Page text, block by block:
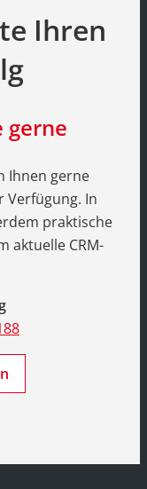
Ihren
gerne
Ihnen gerne
Verfügung. In
praktische
aktuelle CRM-